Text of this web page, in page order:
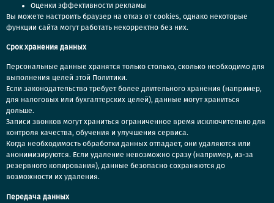
Оценки эффективности рекламы
Вы можете настроить браузер на отказ от cookies, однако некоторые
функции сайта могут работать некорректно без них.
Срок хранения данных
Персональные данные хранятся только столько, сколько необходимо для
выполнения целей этой Политики.
Если законодательство требует более длительного хранения (например,
для налоговых или бухгалтерских целей), данные могут храниться
дольше.
Записи звонков могут храниться ограниченное время исключительно для
контроля качества, обучения и улучшения сервиса.
Когда необходимость обработки данных отпадает, они удаляются или
анонимизируются. Если удаление невозможно сразу (например, из-за
резервного копирования), данные безопасно сохраняются до
возможности их удаления.
Передача данных